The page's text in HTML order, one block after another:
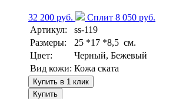
32 200 руб.
Сплит 8 050 руб.
Артикул:
ss-119
Размеры:
25 *17 *8,5 см.
Цвет:
Черный, Бежевый
Вид кожи: Кожа ската
Купить в 1 клик
Купить